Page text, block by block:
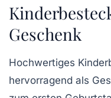
Geschenk
Hochwertiges
hervorragend als